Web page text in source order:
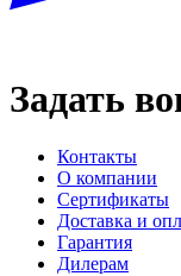
Задать
Контакты
О компании
Сертификаты
Доставка и
Гарантия
Дилерам